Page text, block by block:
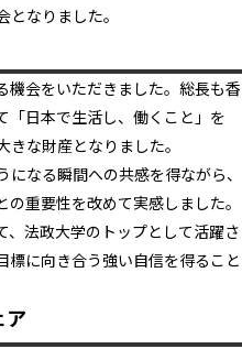
なりました。
機会をいただきました。総長も香
「日本で生活し、働くこと」を
な財産となりました。
なる瞬間への共感を得ながら、
重要性を改めて実感しました。
、法政大学のトップとして活躍さ
標に向き合う強い自信を得ること
ア